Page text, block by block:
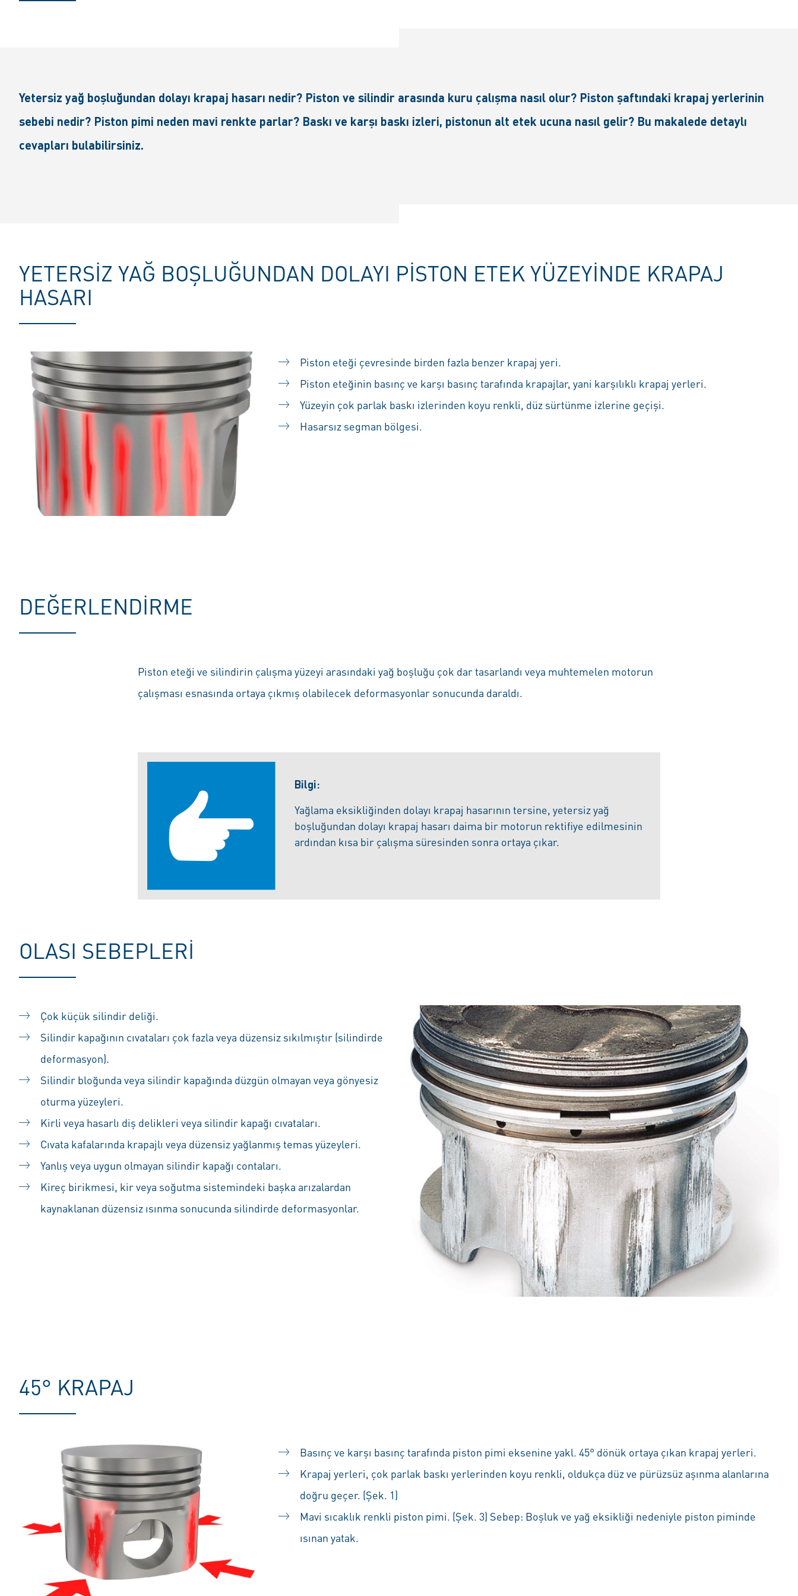
Yetersiz yağ boşluğundan dolayı krapaj hasarı nedir? Piston ve silindir arasında kuru çalışma nasıl olur? Piston şaftındaki krapaj yerlerinin
sebebi nedir? Piston pimi neden mavi renkte parlar? Baskı ve karşı baskı izleri, pistonun alt etek ucuna nasıl gelir? Bu makalede detaylı
cevapları bulabilirsiniz.
YETERSIZ YAĞ BOŞLUĞUNDAN DOLAYI PISTON ETEK YÜZEYINDE KRAPAJ
HASARI
Piston eteği çevresinde birden fazla benzer krapaj yeri.
Piston eteğinin basınç ve karşı basınç tarafında krapajlar, yani karşılıklı krapaj yerleri.
Yüzeyin çok parlak baskı izlerinden koyu renkli, düz sürtünme izlerine geçişi.
Hasarsız segman bölgesi.
DEĞERLENDIRME
Piston eteği ve silindirin çalışma yüzeyi arasındaki yağ boşluğu çok dar tasarlandı veya muhtemelen motorun
çalışması esnasında ortaya çıkmış olabilecek deformasyonlar sonucunda daraldı.
Bilgi:
Yağlama eksikliğinden dolayı krapaj hasarının tersine, yetersiz yağ
boşluğundan dolayı krapaj hasarı daima bir motorun rektifiye edilmesinin
ardından kısa bir çalışma süresinden sonra ortaya çıkar.
OLASI SEBEPLERI
Çok küçük silindir deliği.
Silindir kapağının cıvataları çok fazla veya düzensiz sıkılmıştır (silindirde
deformasyon).
Silindir bloğunda veya silindir kapağında düzgün olmayan veya gönyesiz
oturma yüzeyleri.
Kirli veya hasarlı diş delikleri veya silindir kapağı cıvataları.
Cıvata kafalarında krapajlı veya düzensiz yağlanmış temas yüzeyleri.
Yanlış veya uygun olmayan silindir kapağı contaları.
Kireç birikmesi, kir veya soğutma sistemindeki başka arızalardan
kaynaklanan düzensiz ısınma sonucunda silindirde deformasyonlar.
45° KRAPAJ
Basınç ve karşı basınç tarafında piston pimi eksenine yakl. 45° dönük ortaya çıkan krapaj yerleri.
Krapaj yerleri, çok parlak baskı yerlerinden koyu renkli, oldukça düz ve pürüzsüz aşınma alanlarına
doğru geçer. (Şek. 1)
Mavi sıcaklık renkli piston pimi. (Şek. 3) Sebep: Boşluk ve yağ eksikliği nedeniyle piston piminde
ısınan yatak.